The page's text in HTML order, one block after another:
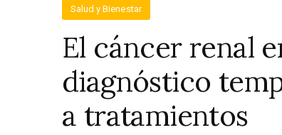
Salud y Bienestar
El cáncer renal
diagnóstico
a tratamientos